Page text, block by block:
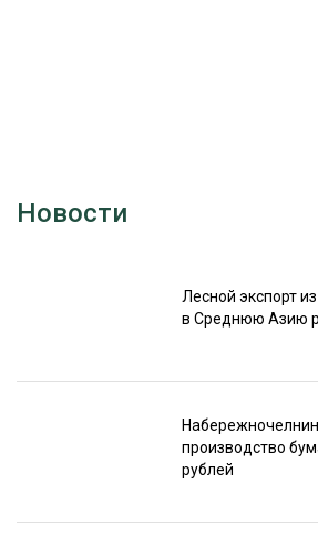
Новости
Лесной экспорт
в Среднюю Азию
производство
рублей